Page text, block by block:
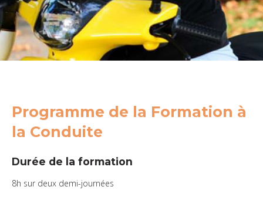
Programme de la Formation à
la Conduite
Durée de la formation
8h sur deux demi-journées